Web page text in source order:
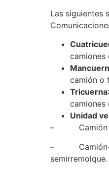
Las siguientes
camiones
camión o
Tricuerna:
camiones
Unidad
–
–
semirremolque.